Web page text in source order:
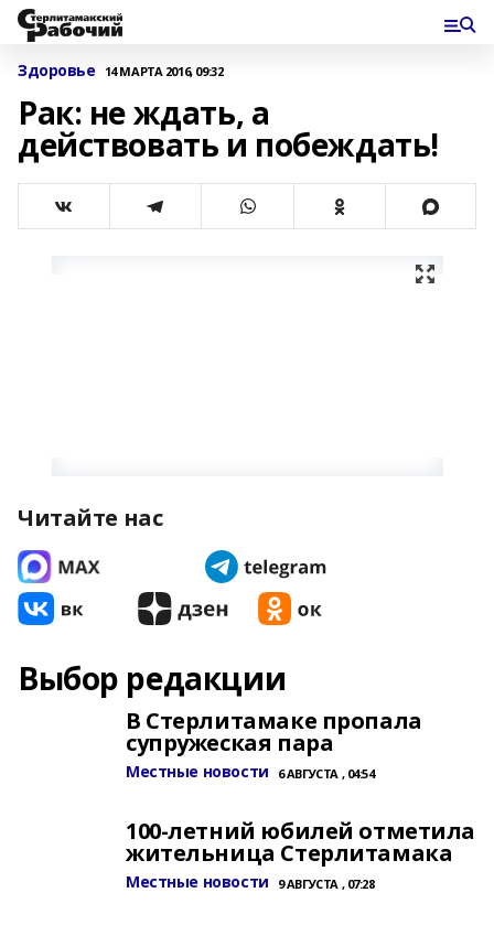
Здоровье 14 МАРТА 2016, 09:32
Рак: не ждать, а
действовать и побеждать!
Читайте нас
Выбор редакции
В Стерлитамаке пропала
супружеская пара
Местные новости 6 АВГУСТА , 04:54
100-летний юбилей отметила
жительница Стерлитамака
Местные новости 9 АВГУСТА , 07:28